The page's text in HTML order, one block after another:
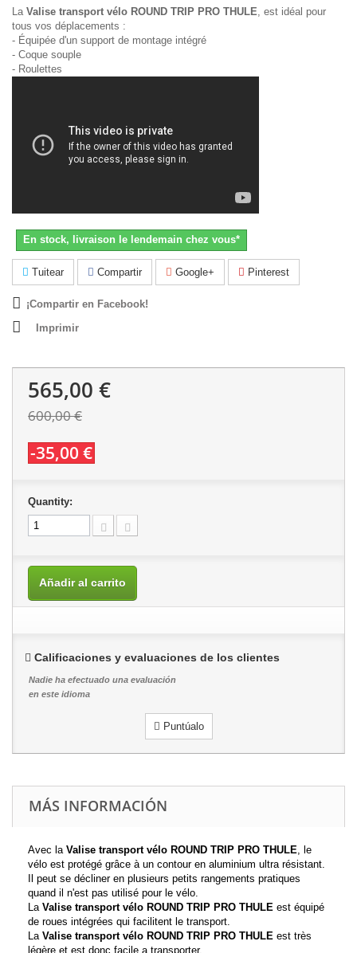
La Valise transport vélo ROUND TRIP PRO THULE, est idéal pour
tous vos déplacements :
- Équipée d'un support de montage intégré
- Coque souple
- Roulettes
En stock, livraison le lendemain chez vous*
Tuitear Compartir Google+ Pinterest
¡Compartir en Facebook!
Imprimir
565,00 €
600,00 €
-35,00 €
Quantity:
Añadir al carrito
Calificaciones y evaluaciones de los clientes
Nadie ha efectuado una evaluación
en este idioma
Puntúalo
MÁS INFORMACIÓN
Avec la Valise transport vélo ROUND TRIP PRO THULE, le
vélo est protégé grâce à un contour en aluminium ultra résistant.
Il peut se décliner en plusieurs petits rangements pratiques
quand il n'est pas utilisé pour le vélo.
La Valise transport vélo ROUND TRIP PRO THULE est équipé
de roues intégrées qui facilitent le transport.
La Valise transport vélo ROUND TRIP PRO THULE est très
légère et est donc facile a transporter.